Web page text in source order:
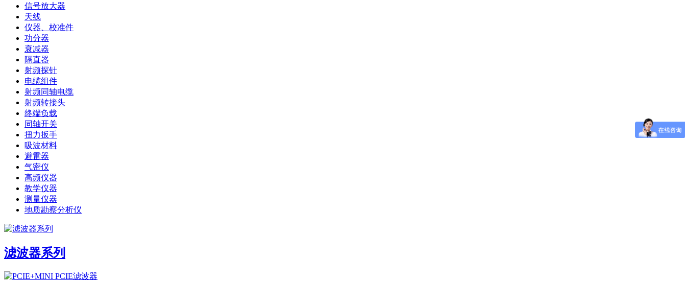
信号放大器
天线
仪器、校准件
功分器
衰减器
隔直器
射频探针
电缆组件
射频同轴电缆
射频转接头
终端负载
同轴开关
扭力扳手
吸波材料
避雷器
气密仪
高频仪器
教学仪器
测量仪器
地质勘察分析仪
滤波器系列